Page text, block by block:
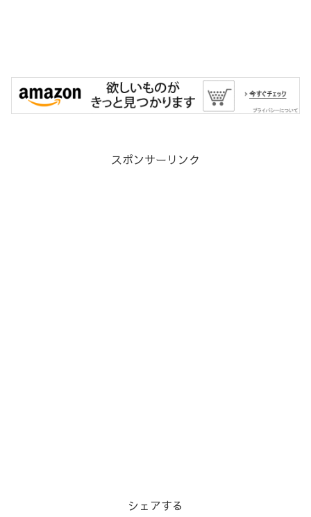
スポンサーリンク
シェアする